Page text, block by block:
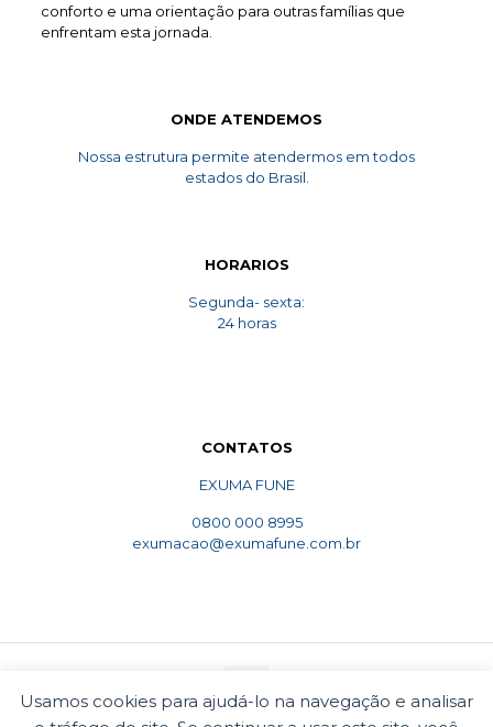
Usamos cookies para ajudá-lo na navegação e analisar
conforto e uma orientação para outras famílias que
enfrentam esta jornada.
ONDE ATENDEMOS
Nossa estrutura permite atendermos em todos
estados do Brasil.
HORARIOS
Segunda- sexta:
24 horas
CONTATOS
EXUMA FUNE
0800 000 8995
exumacao@exumafune.com.br